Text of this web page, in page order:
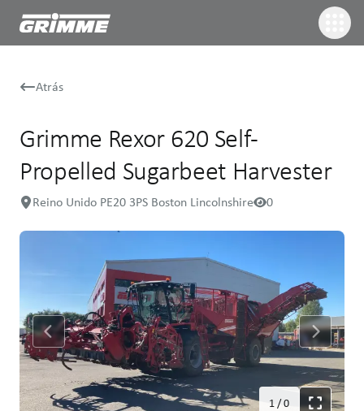
Atrás
Grimme Rexor 620 Self-
Propelled Sugarbeet Harvester
Reino Unido PE20 3PS Boston Lincolnshire 0
1/0